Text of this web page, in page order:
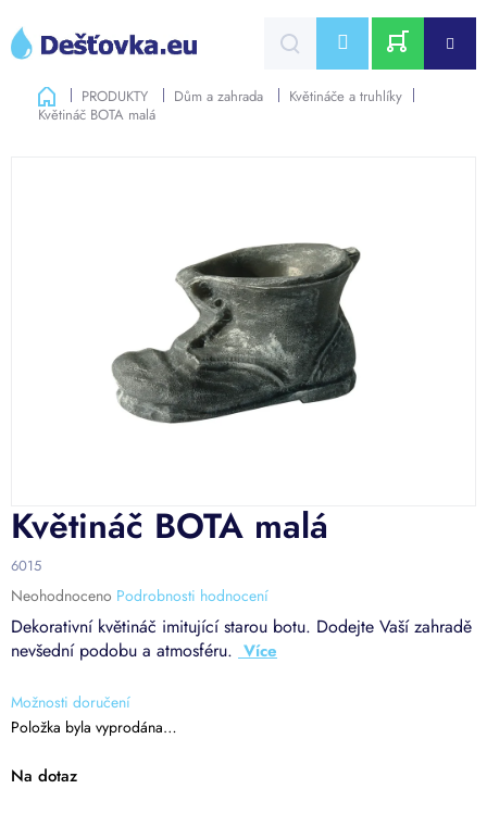
obsah
CZK
NÁKUPNÍ
DomůPRODUKTY Dům a zahrada
Květináče a truhlíky
Květináč BOTA malá
Možnosti doručení
Položka byla vyprodána…
Dekorativní květináč imitující starou botu. Dodejte Vaší zahradě
nevšední podobu a atmosféru.
Květináč BOTA malá
6015
Průměrné
hodnocení
produktu
je
z
5
hvězdiček.
Neohodnoceno Podrobnosti hodnocení
Na dotaz